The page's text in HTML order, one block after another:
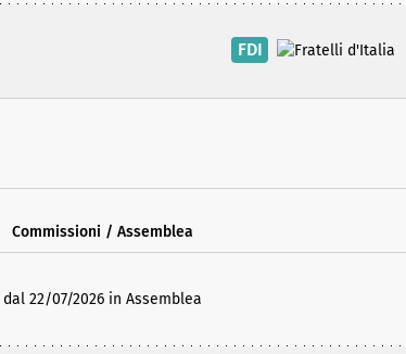
FDI
Commissioni / Assemblea
dal 22/07/2026 in Assemblea